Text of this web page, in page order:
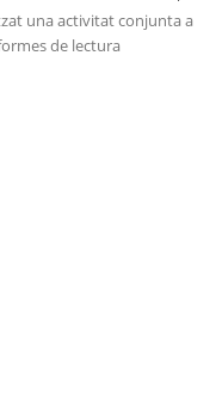
una activitat conjunta a
de lectura